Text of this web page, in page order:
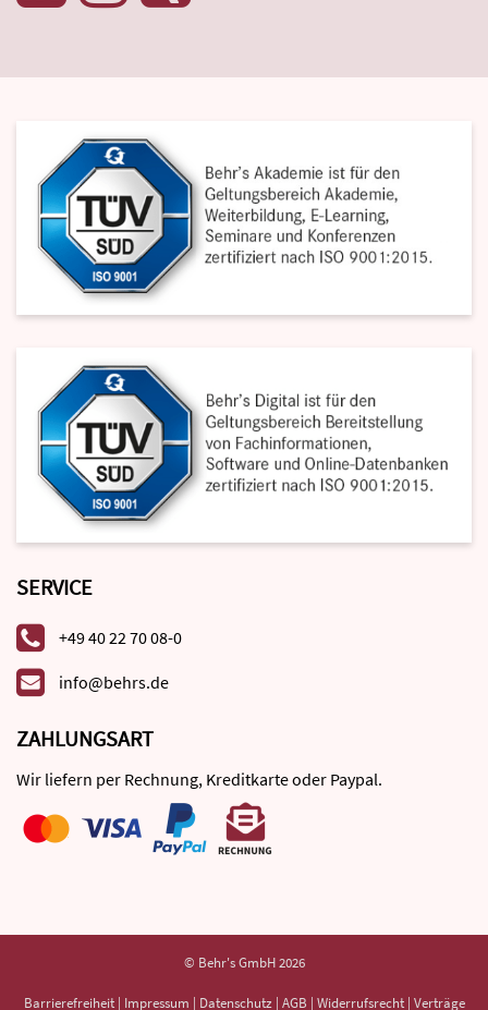
SERVICE
+49 40 22 70 08-0
info@behrs.de
ZAHLUNGSART
Wir liefern per Rechnung, Kreditkarte oder Paypal.
© Behr's GmbH 2026
Barrierefreiheit | Impressum | Datenschutz | AGB | Widerrufsrecht | Verträge